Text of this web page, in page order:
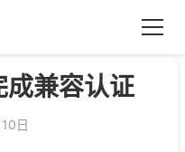
成兼容认证
日